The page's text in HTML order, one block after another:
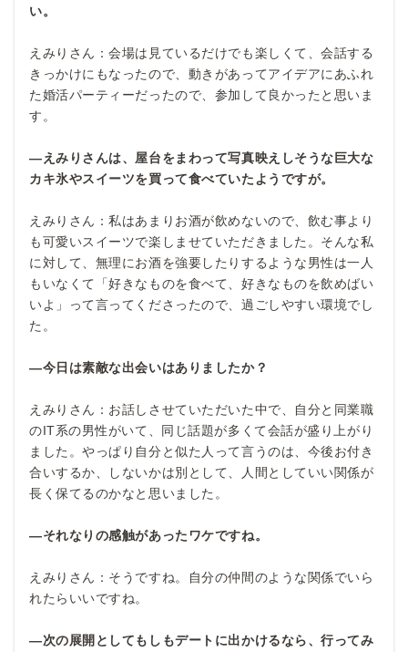
い。
えみりさん：会場は見ているだけでも楽しくて、会話する
きっかけにもなったので、動きがあってアイデアにあふれ
た婚活パーティーだったので、参加して良かったと思いま
す。
―えみりさんは、屋台をまわって写真映えしそうな巨大な
カキ氷やスイーツを買って食べていたようですが。
えみりさん：私はあまりお酒が飲めないので、飲む事より
も可愛いスイーツで楽しませていただきました。そんな私
に対して、無理にお酒を強要したりするような男性は一人
もいなくて「好きなものを食べて、好きなものを飲めばい
いよ」って言ってくださったので、過ごしやすい環境でし
た。
―今日は素敵な出会いはありましたか？
えみりさん：お話しさせていただいた中で、自分と同業職
のIT系の男性がいて、同じ話題が多くて会話が盛り上がり
ました。やっぱり自分と似た人って言うのは、今後お付き
合いするか、しないかは別として、人間としていい関係が
長く保てるのかなと思いました。
―それなりの感触があったワケですね。
えみりさん：そうですね。自分の仲間のような関係でいら
れたらいいですね。
―次の展開としてもしもデートに出かけるなら、行ってみ